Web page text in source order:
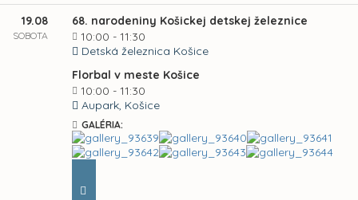
19.08
SOBOTA
68. narodeniny Košickej detskej železnice
10:00 - 11:30
Detská železnica Košice
Florbal v meste Košice
10:00 - 11:30
Aupark, Košice
GALÉRIA: